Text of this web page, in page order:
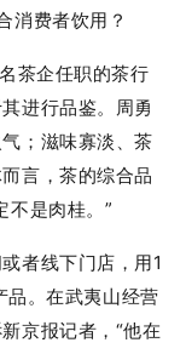
消费者饮用？
茶企任职的茶行
进行品鉴。周勇
；滋味寡淡、茶
言，茶的综合品
不是肉桂。”
者线下门店，用1
品。在武夷山经营
京报记者，“他在